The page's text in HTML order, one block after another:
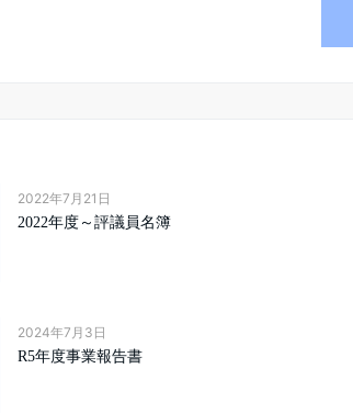
2022年7月21日
2022年度～評議員名簿
2024年7月3日
R5年度事業報告書